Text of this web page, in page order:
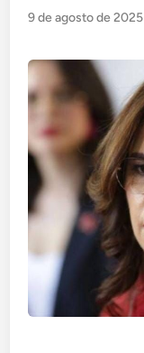
9 de agosto de 2025